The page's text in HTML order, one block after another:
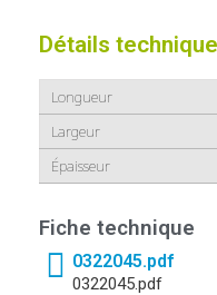
Détails
Longueur
Largeur
Épaisseur
Fiche technique
0322045.pdf
0322045.pdf